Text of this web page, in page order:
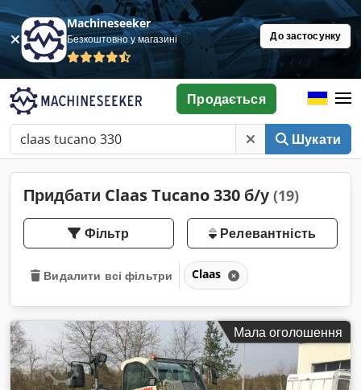
Machineseeker
Безкоштовно у магазині До застосунку
Шукати
Продається
Придбати Claas Tucano 330 б/у (19)
Фільтр Релевантність
Видалити всі фільтри Claas
Мала оголошення